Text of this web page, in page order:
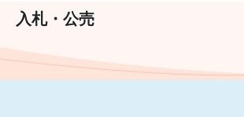
文
入札・公売